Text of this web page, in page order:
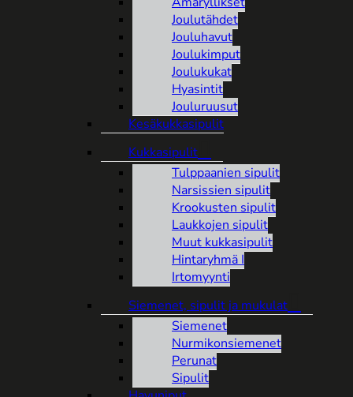
Joulutähdet
Jouluhavut
Joulukimput
Joulukukat
Hyasintit
Jouluruusut
Kesäkukkasipulit
Kukkasipulit
Tulppaanien sipulit
Narsissien sipulit
Krookusten sipulit
Laukkojen sipulit
Muut kukkasipulit
Hintaryhmä I
Irtomyynti
Siemenet, sipulit ja mukulat
Siemenet
Nurmikonsiemenet
Perunat
Sipulit